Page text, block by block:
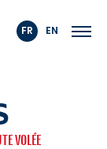
VOLÉE